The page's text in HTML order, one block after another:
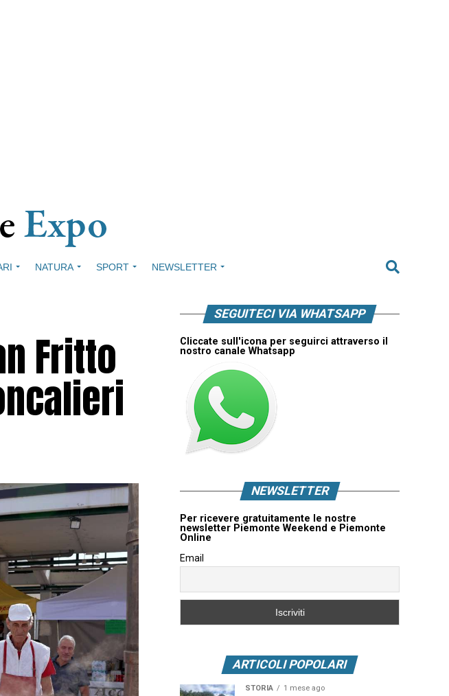
NATURA SPORT NEWSLETTER
Fritto
SEGUITECI VIA WHATSAPP
Cliccate sull'icona per seguirci attraverso il
nostro canale Whatsapp
NEWSLETTER
Per ricevere gratuitamente le nostre
newsletter Piemonte Weekend e Piemonte
Online
Email
ARTICOLI POPOLARI
STORIA 1 mese ago